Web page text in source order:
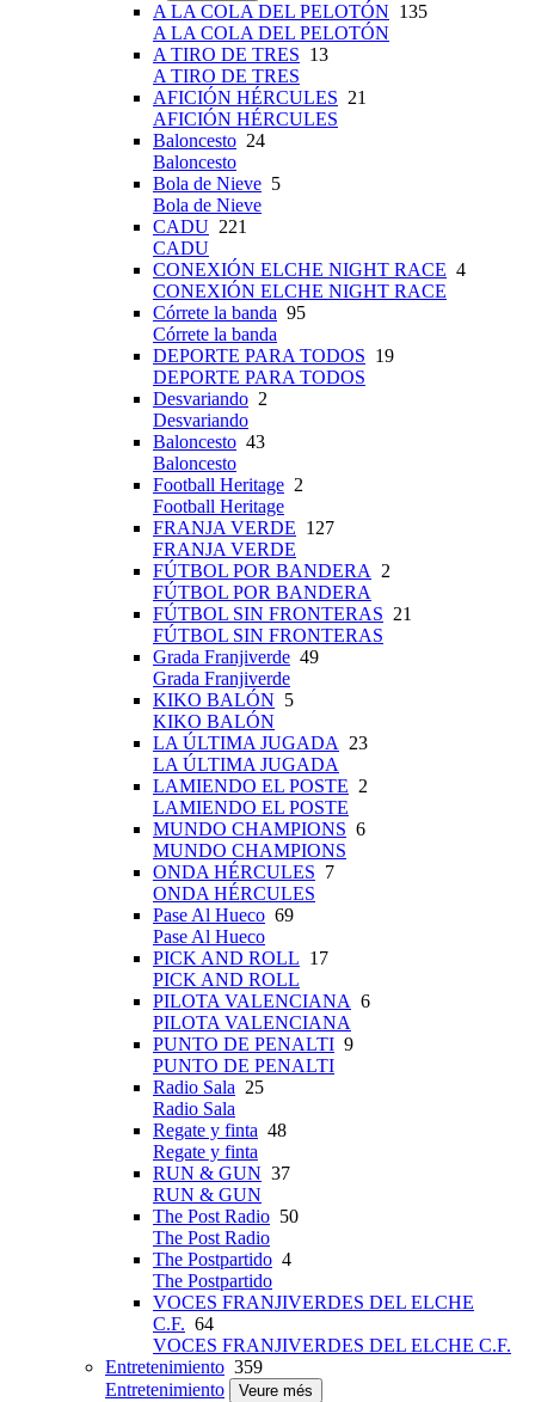
A LA COLA DEL PELOTÓN 135
A LA COLA DEL PELOTÓN
A TIRO DE TRES 13
A TIRO DE TRES
AFICIÓN HÉRCULES 21
AFICIÓN HÉRCULES
Baloncesto 24
Baloncesto
Bola de Nieve 5
Bola de Nieve
CADU 221
CADU
CONEXIÓN ELCHE NIGHT RACE 4
CONEXIÓN ELCHE NIGHT RACE
Córrete la banda 95
Córrete la banda
DEPORTE PARA TODOS 19
DEPORTE PARA TODOS
Desvariando 2
Desvariando
Baloncesto 43
Baloncesto
Football Heritage 2
Football Heritage
FRANJA VERDE 127
FRANJA VERDE
FÚTBOL POR BANDERA
2
FÚTBOL POR BANDERA
FÚTBOL SIN FRONTERAS 21
FÚTBOL SIN FRONTERAS
Grada Franjiverde 49
Grada Franjiverde
KIKO BALÓN 5
KIKO BALÓN
LA ÚLTIMA JUGADA
23
LA ÚLTIMA JUGADA
LAMIENDO EL POSTE 2
LAMIENDO EL POSTE
MUNDO CHAMPIONS 6
MUNDO CHAMPIONS
ONDA HÉRCULES 7
ONDA HÉRCULES
Pase Al Hueco 69
Pase Al Hueco
PICK AND ROLL 17
PICK AND ROLL
PILOTA VALENCIANA 6
PILOTA VALENCIANA
PUNTO DE PENALTI 9
PUNTO DE PENALTI
Radio Sala 25
Radio Sala
Regate y finta 48
Regate y finta
RUN & GUN 37
RUN & GUN
The Post Radio 50
The Post Radio
The Postpartido 4
The Postpartido
VOCES FRANJIVERDES DEL ELCHE
C.F. 64
VOCES FRANJIVERDES DEL ELCHE C.F.
Entretenimiento 359
Entretenimiento
Veure més